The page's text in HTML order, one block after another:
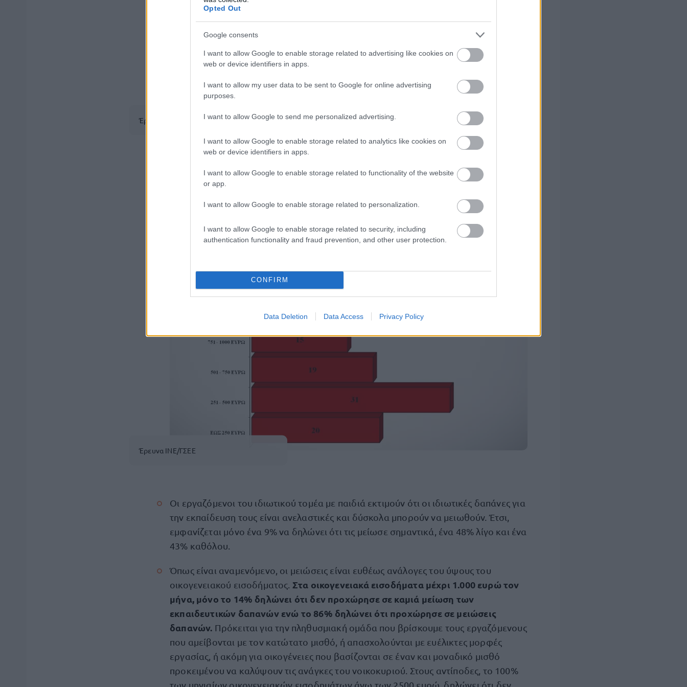
Opted Out
Google consents
I want to allow Google to enable storage related to advertising like cookies on
web or device identifiers in apps.
I want to allow my user data to be sent to Google for online advertising
purposes.
I want to allow Google to send me personalized advertising.
I want to allow Google to enable storage related to analytics like cookies on
web or device identifiers in apps.
I want to allow Google to enable storage related to functionality of the website
or app.
I want to allow Google to enable storage related to personalization.
I want to allow Google to enable storage related to security, including
authentication functionality and fraud prevention, and other user protection.
CONFIRM
Data Deletion Data Access Privacy Policy
Έρευνα ΙΝΕ/ΓΣΕΕ
Ένας στους δύο εργαζόμενους του ιδιωτικού τομέα (49%) καταβάλει
τουλάχιστον 500 ευρώ σε εκπαιδευτικές δαπάνες
βάση, ενώ το 30% ξοδεύει τουλάχιστον 750 ευρώ, δηλαδή σχεδόν τουλάχιστον έναν
Έρευνα ΙΝΕ/ΓΣΕΕ
Οι εργαζόμενοι του ιδιωτικού τομέα με παιδιά εκτιμούν ότι οι ιδιωτικές δαπάνες για
την εκπαίδευση τους είναι ανελαστικές και δύσκολα μπορούν να μειωθούν. Έτσι,
εμφανίζεται μόνο ένα 9% να δηλώνει ότι τις μείωσε σημαντικά, ένα 48% λίγο και ένα
43% καθόλου.
Όπως είναι αναμενόμενο, οι μειώσεις είναι ευθέως ανάλογες του ύψους του
οικογενειακού εισοδήματος. Στα οικογενειακά εισοδήματα μέχρι 1.000 ευρώ τον
μήνα, μόνο το 14% δηλώνει ότι δεν προχώρησε σε καμιά μείωση των
εκπαιδευτικών δαπανών ενώ το 86% δηλώνει ότι προχώρησε σε μειώσεις
δαπανών. Πρόκειται για την πληθυσμιακή ομάδα που βρίσκουμε τους εργαζόμενους
που αμείβονται με τον κατώτατο μισθό, ή απασχολούνται με ευέλικτες μορφές
εργασίας, ή ακόμη για οικογένειες που βασίζονται σε έναν και μοναδικό μισθό
προκειμένου να καλύψουν τις ανάγκες του νοικοκυριού. Στους αντίποδες, το 100%
των μηνιαίων οικογενειακών εισοδημάτων άνω των 2500 ευρώ, δηλώνει ότι δεν